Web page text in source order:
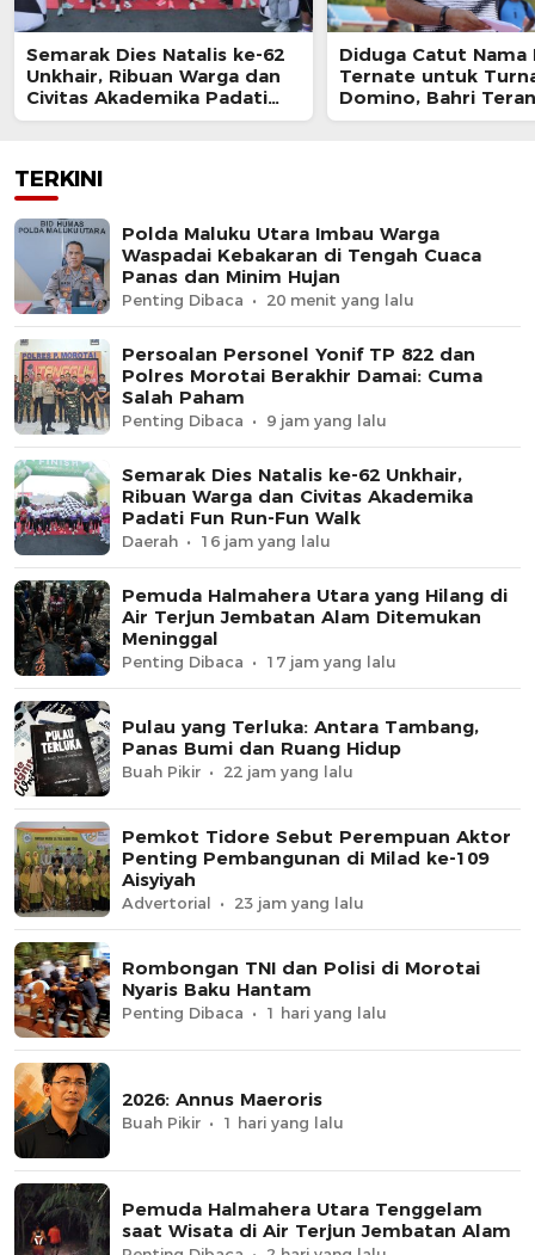
Semarak Dies Natalis ke-62
Unkhair, Ribuan Warga dan
Civitas Akademika Padati
Fun Run-Fun Walk
Diduga Catut Nama
Ternate untuk
Domino, Bahri
Diproses Hukum
TERKINI
Polda Maluku Utara Imbau Warga
Waspadai Kebakaran di Tengah Cuaca
Panas dan Minim Hujan
Penting Dibaca 20 menit yang lalu
Persoalan Personel Yonif TP 822 dan
Polres Morotai Berakhir Damai: Cuma
Salah Paham
Penting Dibaca 9 jam yang lalu
Semarak Dies Natalis ke-62 Unkhair,
Ribuan Warga dan Civitas Akademika
Padati Fun Run-Fun Walk
Daerah 16 jam yang lalu
Pemuda Halmahera Utara yang Hilang di
Air Terjun Jembatan Alam Ditemukan
Meninggal
Penting Dibaca 17 jam yang lalu
Pulau yang Terluka: Antara Tambang,
Panas Bumi dan Ruang Hidup
Buah Pikir 22 jam yang lalu
Pemkot Tidore Sebut Perempuan Aktor
Penting Pembangunan di Milad ke-109
Aisyiyah
Advertorial 23 jam yang lalu
Rombongan TNI dan Polisi di Morotai
Nyaris Baku Hantam
Penting Dibaca 1 hari yang lalu
2026: Annus Maeroris
Buah Pikir 1 hari yang lalu
Pemuda Halmahera Utara Tenggelam
saat Wisata di Air Terjun Jembatan Alam